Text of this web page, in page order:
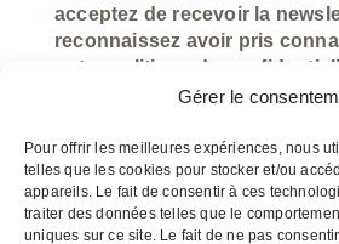
Gérer le
Pour offrir les meilleures expériences, nous
telles que les cookies pour stocker et/ou
appareils. Le fait de consentir à ces
traiter des données telles que le
uniques sur ce site. Le fait de ne pas
acceptez de recevoir la
reconnaissez avoir pris
notre politique de
utilisation des données).